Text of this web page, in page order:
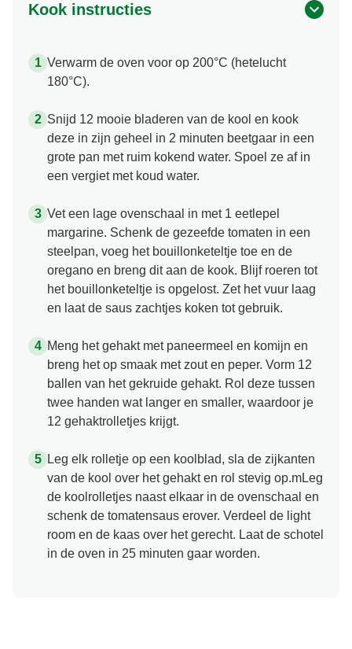
Kook instructies
Verwarm de oven voor op 200°C (hetelucht
180°C).
Snijd 12 mooie bladeren van de kool en kook
deze in zijn geheel in 2 minuten beetgaar in een
grote pan met ruim kokend water. Spoel ze af in
een vergiet met koud water.
Vet een lage ovenschaal in met 1 eetlepel
margarine. Schenk de gezeefde tomaten in een
steelpan, voeg het bouillonketeltje toe en de
oregano en breng dit aan de kook. Blijf roeren tot
het bouillonketeltje is opgelost. Zet het vuur laag
en laat de saus zachtjes koken tot gebruik.
Meng het gehakt met paneermeel en komijn en
breng het op smaak met zout en peper. Vorm 12
ballen van het gekruide gehakt. Rol deze tussen
twee handen wat langer en smaller, waardoor je
12 gehaktrolletjes krijgt.
Leg elk rolletje op een koolblad, sla de zijkanten
van de kool over het gehakt en rol stevig op.mLeg
de koolrolletjes naast elkaar in de ovenschaal en
schenk de tomatensaus erover. Verdeel de light
room en de kaas over het gerecht. Laat de schotel
in de oven in 25 minuten gaar worden.